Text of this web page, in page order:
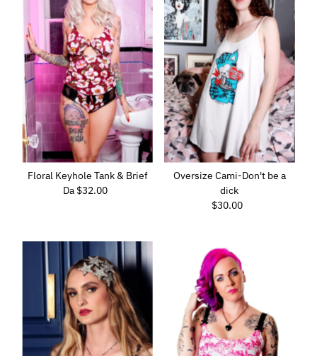
Floral Keyhole Tank & Brief
Prezzo
Da $32.00
Oversize Cami-Don't be a
dick
Prezzo
$30.00